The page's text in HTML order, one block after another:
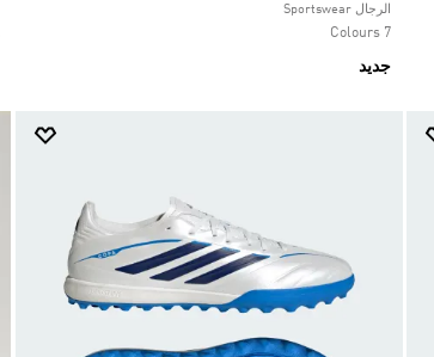
Selected
الرجال Sportswear
7 Colours
جديد